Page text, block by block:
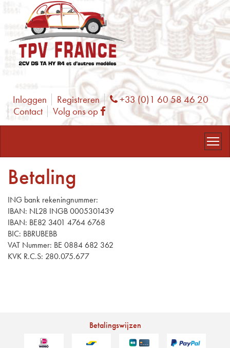
Inloggen Registreren Phone
+33 (0)1 60 58 46 20
Contact
Volg ons op Facebook
Betaling
ING bank rekeningnummer:
IBAN: NL28 INGB 0005301439
IBAN: BE82 3401 4764 6768
BIC: BBRUBEBB
VAT Nummer: BE 0884 682 362
KVK R.C.S: 280.075.677
Betalingswijzen